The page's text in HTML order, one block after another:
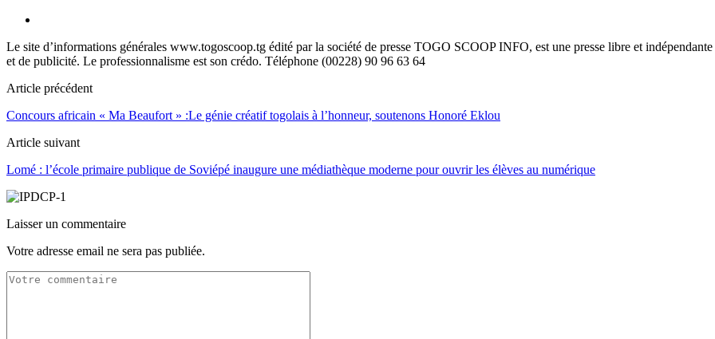
Le site d’informations générales www.togoscoop.tg édité par la société de presse TOGO SCOOP INFO, est une presse libre et
et de publicité. Le professionnalisme est son crédo. Téléphone (00228) 90 96 63 64
Article précédent
Concours africain « Ma Beaufort » :Le génie créatif togolais à l’honneur, soutenons Honoré Eklou
Article suivant
Lomé : l’école primaire publique de Soviépé inaugure une médiathèque moderne pour ouvrir les élèves au numérique
Laisser un commentaire
Votre adresse email ne sera pas publiée.